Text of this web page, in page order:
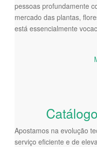
pessoas profundamente
mercado das plantas,
está essencialmente
Apostamos na evolução
serviço eficiente e de